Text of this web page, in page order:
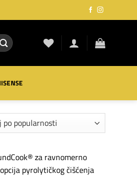
za ravnomerno
pyrolytičkog čišćenja